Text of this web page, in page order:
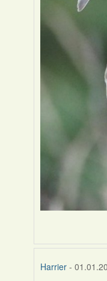
Harrier -